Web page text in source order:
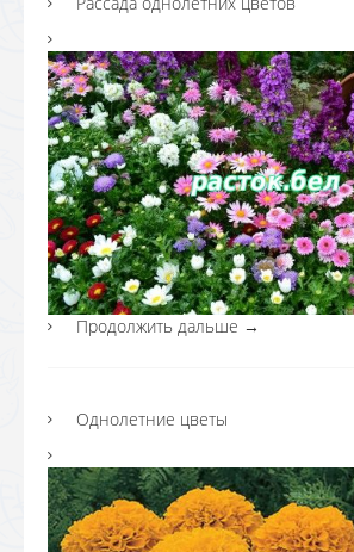
Продолжить дальше →
Однолетние цветы